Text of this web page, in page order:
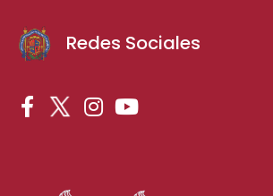
Redes Sociales